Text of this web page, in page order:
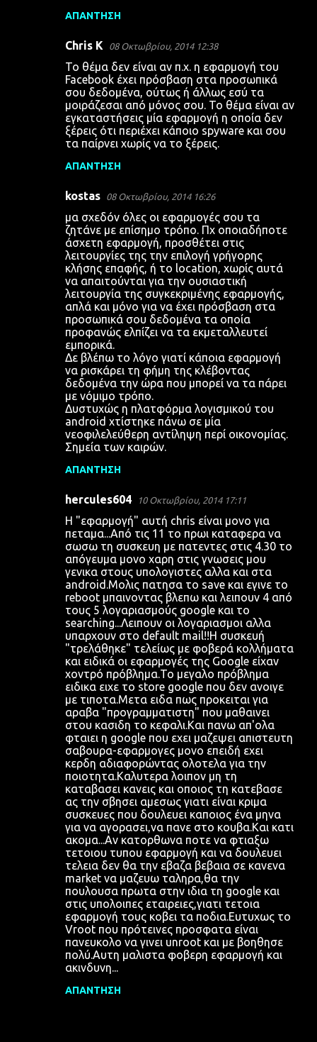
ΑΠΆΝΤΗΣΗ
Chris K 08 Οκτωβρίου, 2014 12:38
Το θέμα δεν είναι αν π.χ. η εφαρμογή του
Facebook έχει πρόσβαση στα προσωπικά
σου δεδομένα, ούτως ή άλλως εσύ τα
μοιράζεσαι από μόνος σου. Το θέμα είναι αν
εγκαταστήσεις μία εφαρμογή η οποία δεν
ξέρεις ότι περιέχει κάποιο spyware και σου
τα παίρνει χωρίς να το ξέρεις.
ΑΠΆΝΤΗΣΗ
kostas 08 Οκτωβρίου, 2014 16:26
μα σχεδόν όλες οι εφαρμογές σου τα
ζητάνε με επίσημο τρόπο. Πχ οποιαδήποτε
άσχετη εφαρμογή, προσθέτει στις
λειτουργίες της την επιλογή γρήγορης
κλήσης επαφής, ή το location, χωρίς αυτά
να απαιτούνται για την ουσιαστική
λειτουργία της συγκεκριμένης εφαρμογής,
απλά και μόνο για να έχει πρόσβαση στα
προσωπικά σου δεδομένα τα οποία
προφανώς ελπίζει να τα εκμεταλλευτεί
εμπορικά.
Δε βλέπω το λόγο γιατί κάποια εφαρμογή
να ρισκάρει τη φήμη της κλέβοντας
δεδομένα την ώρα που μπορεί να τα πάρει
με νόμιμο τρόπο.
Δυστυχώς η πλατφόρμα λογισμικού του
android χτίστηκε πάνω σε μία
νεοφιλελεύθερη αντίληψη περί οικονομίας.
Σημεία των καιρών.
ΑΠΆΝΤΗΣΗ
hercules604 10 Οκτωβρίου, 2014 17:11
Η "εφαρμογή" αυτή chris είναι μονο για
πεταμα...Από τις 11 το πρωι καταφερα να
σωσω τη συσκευη με πατεντες στις 4.30 το
απόγευμα μονο χαρη στις γνωσεις μου
γενικα στους υπολογιστες αλλα και στα
android.Mολις πατησα το save και εγινε το
reboot μπαινοντας βλεπω και λειπουν 4 από
τους 5 λογαριασμούς google και το
searching...Λειπουν οι λογαριασμοι αλλα
υπαρχουν στο default mail!!Η συσκευή
"τρελάθηκε" τελείως με φοβερά κολλήματα
και ειδικά οι εφαρμογές της Google είχαν
χοντρό πρόβλημα.Το μεγαλο πρόβλημα
ειδικα ειχε το store google που δεν ανοιγε
με τιποτα.Μετα ειδα πως προκειται για
αραβα "προγραμματιστη" που μαθαινει
στου κασιδη το κεφαλι.Και πανω απ'ολα
φταιει η google που εχει μαζεψει απιστευτη
σαβουρα-εφαρμογες μονο επειδή εχει
κερδη αδιαφορώντας ολοτελα για την
ποιοτητα.Καλυτερα λοιπον μη τη
καταβασει κανεις και οποιος τη κατεβασε
ας την σβησει αμεσως γιατι είναι κριμα
συσκευες που δουλευει καποιος ένα μηνα
για να αγορασει,να πανε στο κουβα.Και κατι
ακομα...Αν κατορθωνα ποτε να φτιαξω
τετοιου τυπου εφαρμογή και να δουλευει
τελεια δεν θα την εβαζα βεβαια σε κανενα
market να μαζευω ταληρα,θα την
πουλουσα πρωτα στην ιδια τη google και
στις υπολοιπες εταιρειες,γιατι τετοια
εφαρμογή τους κοβει τα ποδια.Ευτυχως το
Vroot που πρότεινες προσφατα είναι
πανευκολο να γινει unroot και με βοηθησε
πολύ.Αυτη μαλιστα φοβερη εφαρμογή και
ακινδυνη...
ΑΠΆΝΤΗΣΗ